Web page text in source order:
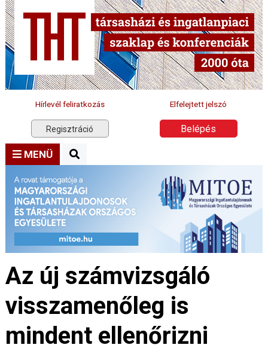
Hírlevél feliratkozás Elfelejtett jelszó
Regisztráció Belépés
MENÜ
Az új számvizsgáló
visszamenőleg is
mindent ellenőrizni